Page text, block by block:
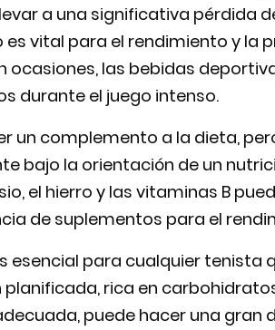
a una significativa pérdida
vital para el rendimiento y la
ocasiones, las bebidas
durante el juego intenso.
un complemento a la dieta,
bajo la orientación de un
el hierro y las vitaminas B
de suplementos para el
esencial para cualquier tenista
planificada, rica en
puede hacer una gran